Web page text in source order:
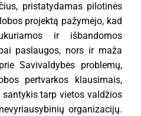
pristatydamas pilotinės
projektą pažymėjo, kad
ir išbandomos
paslaugos, nors ir maža
Savivaldybės problemų,
pertvarkos klausimais,
tarp vietos valdžios
organizacijų.